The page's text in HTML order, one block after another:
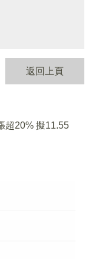
返回上頁
超20% 擬11.55